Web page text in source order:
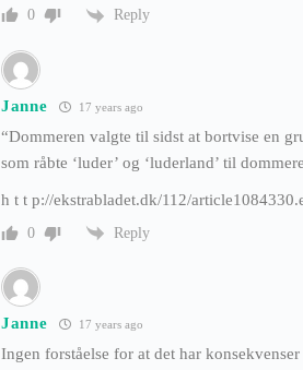
0 Reply
Janne 17 years ago
“Dommeren valgte til sidst at bortvise en
som råbte ‘luder’ og ‘luderland’ til
h t t p://ekstrabladet.dk/112/
0 Reply
Janne 17 years ago
Ingen forståelse for at det har